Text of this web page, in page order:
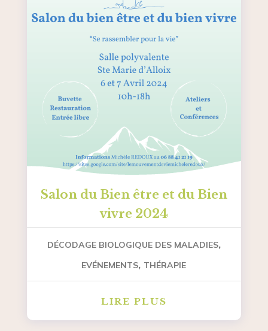
Salon du Bien être et du Bien
vivre 2024
DÉCODAGE BIOLOGIQUE DES MALADIES,
EVÉNEMENTS, THÉRAPIE
LIRE PLUS